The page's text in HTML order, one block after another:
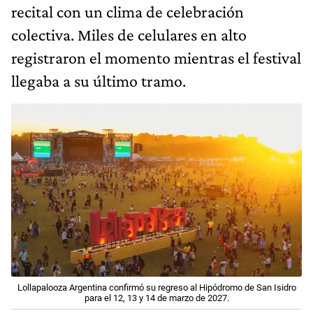
recital con un clima de celebración
colectiva. Miles de celulares en alto
registraron el momento mientras el festival
llegaba a su último tramo.
Lollapalooza Argentina confirmó su regreso al Hipódromo de San Isidro
para el 12, 13 y 14 de marzo de 2027.